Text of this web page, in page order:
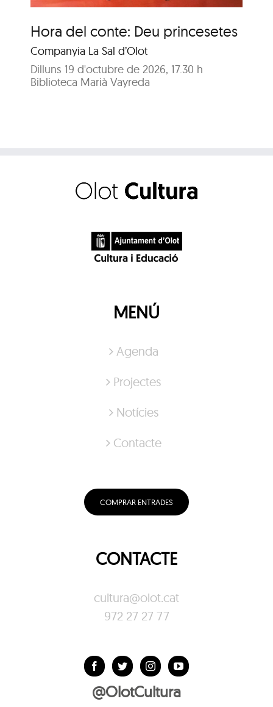
Hora del conte: Deu princesetes
Companyia La Sal d’Olot
Dilluns 19 d'octubre de 2026, 17.30 h
Biblioteca Marià Vayreda
MENÚ
Agenda
Projectes
Notícies
Contacte
COMPRAR ENTRADES
CONTACTE
cultura@olot.cat
972 27 27 77
@OlotCultura